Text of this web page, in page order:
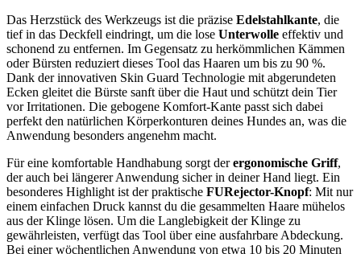
Das Herzstück des Werkzeugs ist die präzise Edelstahlkante, die
tief in das Deckfell eindringt, um die lose Unterwolle effektiv und
schonend zu entfernen. Im Gegensatz zu herkömmlichen Kämmen
oder Bürsten reduziert dieses Tool das Haaren um bis zu 90 %.
Dank der innovativen Skin Guard Technologie mit abgerundeten
Ecken gleitet die Bürste sanft über die Haut und schützt dein Tier
vor Irritationen. Die gebogene Komfort-Kante passt sich dabei
perfekt den natürlichen Körperkonturen deines Hundes an, was die
Anwendung besonders angenehm macht.
Für eine komfortable Handhabung sorgt derergonomische Griff,
der auch bei längerer Anwendung sicher in deiner Hand liegt. Ein
besonderes Highlight ist der praktische FURejector-Knopf: Mit nur
einem einfachen Druck kannst du die gesammelten Haare mühelos
aus der Klinge lösen. Um die Langlebigkeit der Klinge zu
gewährleisten, verfügt das Tool über eine ausfahrbare Abdeckung.
Bei einer wöchentlichen Anwendung von etwa 10 bis 20 Minuten